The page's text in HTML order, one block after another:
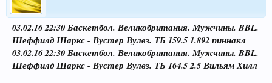
03.02.16 22:30 Баскетбол. Великобритания. Мужчины. BBL.
Шеффилд Шаркс - Вустер Вулвз. ТБ 159.5 1.892 пиннакл
03.02.16 22:30 Баскетбол. Великобритания. Мужчины. BBL.
Шеффилд Шаркс - Вустер Вулвз. ТБ 164.5 2.5 Вильям Хилл